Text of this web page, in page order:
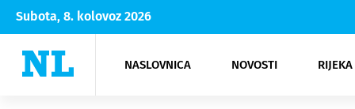
Subota, 8. kolovoz 2026
NASLOVNICA NOVOSTI
Rijeka Opatija
NK
Moda
Kultura